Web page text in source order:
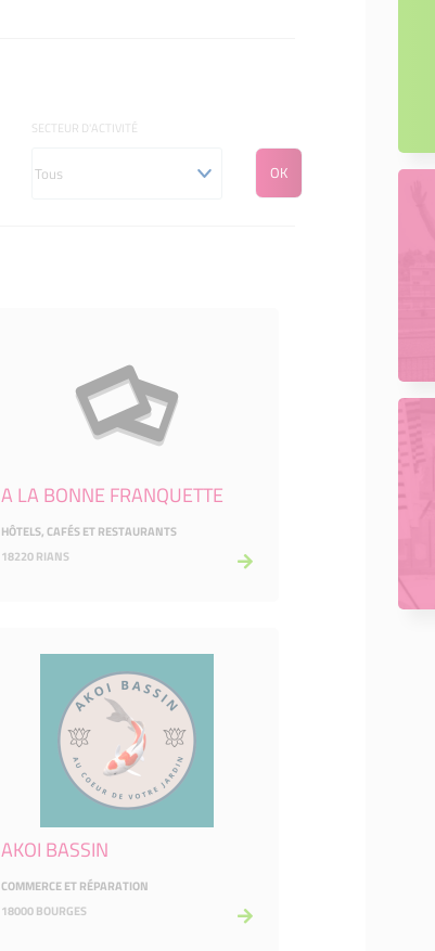
SECTEUR D'ACTIVITÉ
A LA BONNE FRANQUETTE
HÔTELS, CAFÉS ET RESTAURANTS
18220 RIANS
AKOI BASSIN
COMMERCE ET RÉPARATION
18000 BOURGES